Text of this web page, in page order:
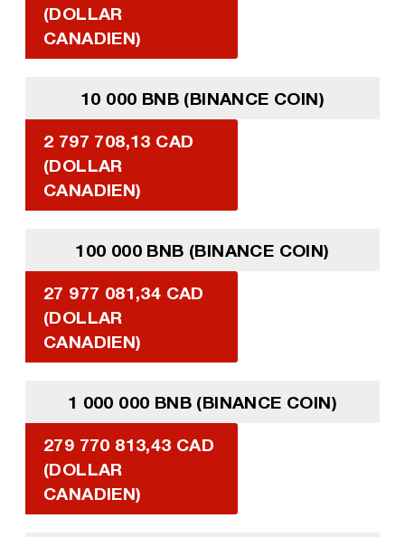
(DOLLAR
CANADIEN)
10 000 BNB (BINANCE COIN)
2 797 708,13 CAD
(DOLLAR
CANADIEN)
100 000 BNB (BINANCE COIN)
27 977 081,34 CAD
(DOLLAR
CANADIEN)
1 000 000 BNB (BINANCE COIN)
279 770 813,43 CAD
(DOLLAR
CANADIEN)